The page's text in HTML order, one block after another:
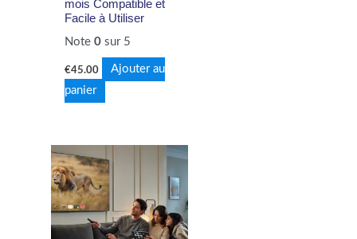
mois Compatible et
Facile à Utiliser
Note0 sur 5
€45.00
Ajouter au
panier